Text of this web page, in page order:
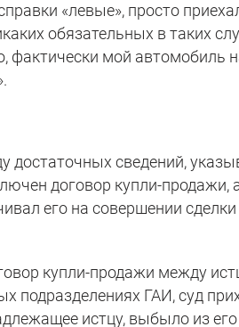
«левые», просто
обязательных в таких
фактически мой автомобиль
достаточных сведений,
договор купли-продажи,
его на совершении
купли-продажи между
подразделениях ГАИ, суд
истцу, выбыло из